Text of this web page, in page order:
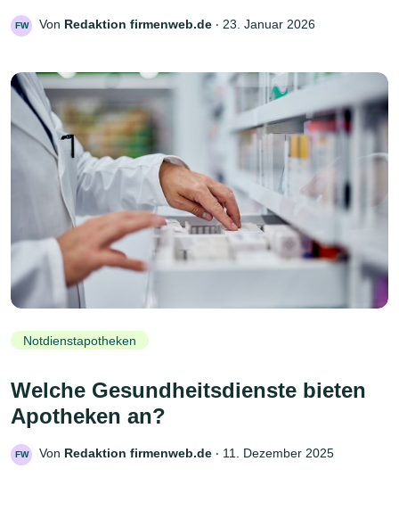
FW Von Redaktion firmenweb.de ‧ 23. Januar 2026
Notdienstapotheken
Welche Gesundheitsdienste bieten
Apotheken an?
FW Von Redaktion firmenweb.de ‧ 11. Dezember 2025